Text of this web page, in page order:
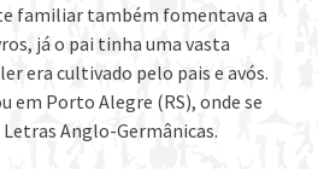
familiar também fomentava a
já o pai tinha uma vasta
era cultivado pelo pais e avós.
em Porto Alegre (RS), onde se
Anglo-Germânicas.